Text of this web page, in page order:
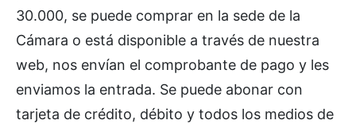
30.000, se puede comprar en la sede de la
Cámara o está disponible a través de nuestra
web, nos envían el comprobante de pago y les
enviamos la entrada. Se puede abonar con
tarjeta de crédito, débito y todos los medios de